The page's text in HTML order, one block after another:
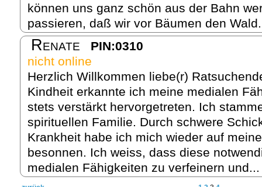
können uns ganz schön aus der Bahn
passieren, daß wir vor Bäumen den
Renate
PIN:0310
nicht online
Herzlich Willkommen liebe(r)
Kindheit erkannte ich meine medialen
stets verstärkt hervorgetreten. Ich
spirituellen Familie. Durch schwere
Krankheit habe ich mich wieder auf
besonnen. Ich weiss, dass diese
medialen Fähigkeiten zu verfeinern